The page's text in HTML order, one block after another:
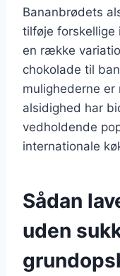
Bananbrødets
tilføje forskellige
en række
chokolade til
mulighederne
alsidighed har
vedholdende
internationale
Sådan
uden